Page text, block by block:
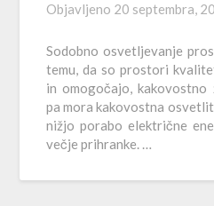
Objavljeno 20 septembra,
Sodobno osvetljevanje
temu, da so prostori
in omogočajo,
pa mora kakovostna
nižjo porabo električne
večje prihranke. …